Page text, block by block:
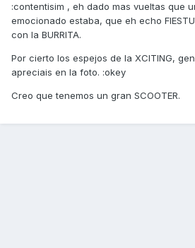
:contentisim , eh dado mas vueltas que
emocionado estaba, que eh echo
con la BURRITA.
Por cierto los espejos de la XCITING,
apreciais en la foto. :okey
Creo que tenemos un gran SCOOTER.